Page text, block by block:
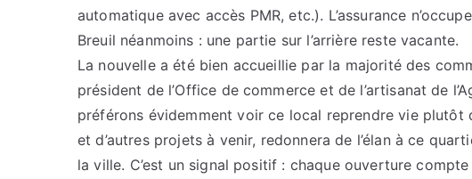
automatique avec accès PMR, etc.). L’assurance
Breuil néanmoins : une partie sur l’arrière reste vacante.
La nouvelle a été bien accueillie par la majorité des
président de l’Office de commerce et de l’artisanat de
préférons évidemment voir ce local reprendre vie plutôt
et d’autres projets à venir, redonnera de l’élan à ce
la ville. C’est un signal positif : chaque ouverture